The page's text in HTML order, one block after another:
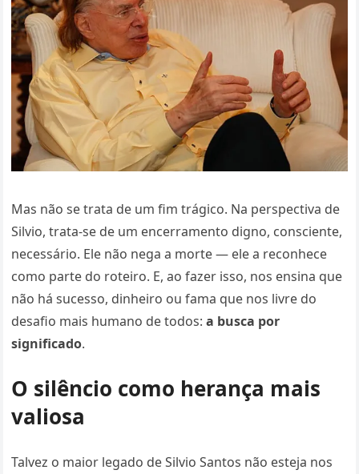
Mas não se trata de um fim trágico. Na perspectiva de
Silvio, trata-se de um encerramento digno, consciente,
necessário. Ele não nega a morte — ele a reconhece
como parte do roteiro. E, ao fazer isso, nos ensina que
não há sucesso, dinheiro ou fama que nos livre do
desafio mais humano de todos:a busca por
significado.
O silêncio como herança mais
valiosa
Talvez o maior legado de Silvio Santos não esteja nos